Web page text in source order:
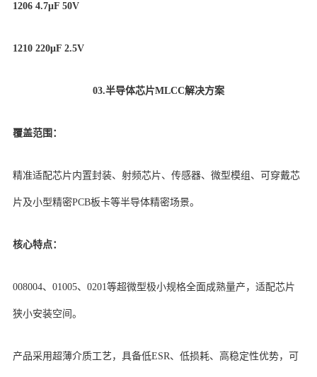
1206 4.7μF 50V
1210 220μF 2.5V
03.半导体芯片MLCC解决方案
覆盖范围：
精准适配芯片内置封装、射频芯片、传感器、微型模组、可穿戴芯
片及小型精密PCB板卡等半导体精密场景。
核心特点：
008004、01005、0201等超微型极小规格全面成熟量产，适配芯片
狭小安装空间。
产品采用超薄介质工艺，具备低ESR、低损耗、高稳定性优势，可